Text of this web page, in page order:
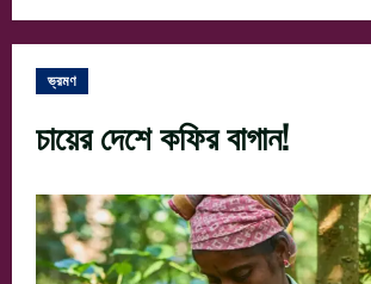
ভ্রমণ
চায়ের দেশে কফির বাগান!